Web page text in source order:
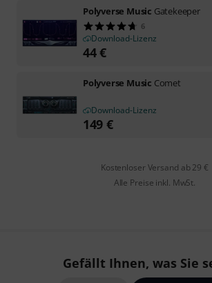
Polyverse Music Gatekeeper
6
Download-Lizenz
44€
Polyverse Music Comet
Download-Lizenz
149 €
Kostenloser Versand ab 29 €
Alle Preise inkl. MwSt.
Gefällt Ihnen, was Sie